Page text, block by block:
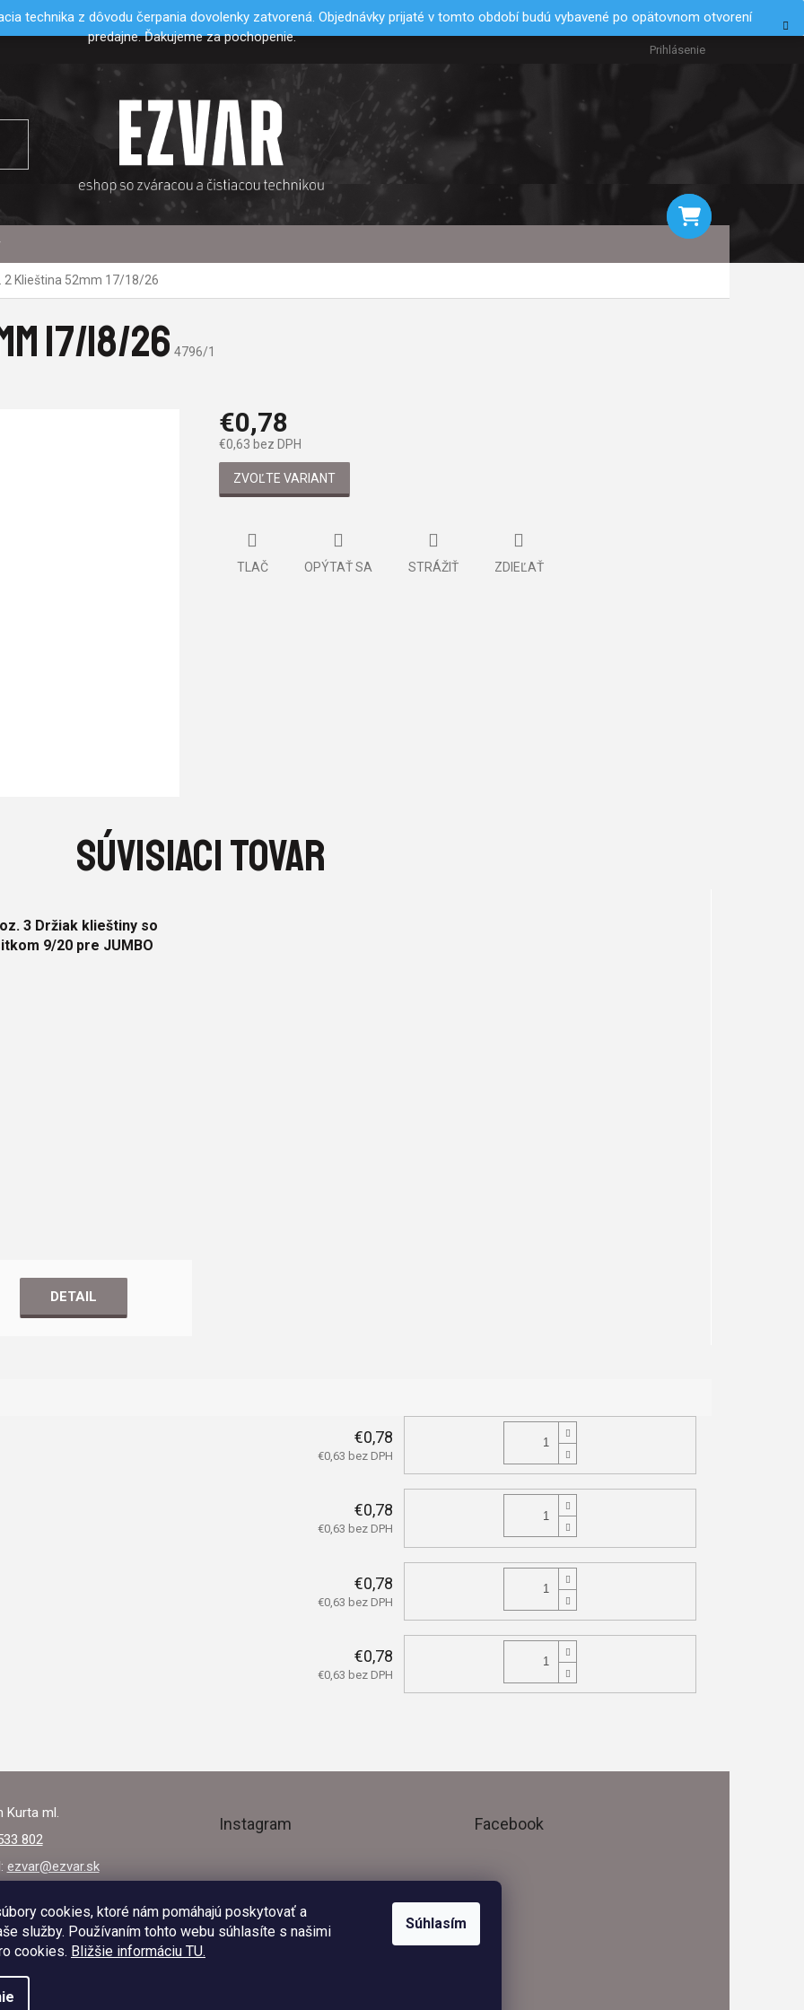
cookies, ktoré nám pomáhajú poskytovať a
služby. Používaním tohto webu súhlasíte s našimi
cookies. Bližšie informáciu TU.
Súhlasím
technika z dôvodu čerpania dovolenky zatvorená. Objednávky prijaté v tomto období budú vybavené po opätovnom otvorení
predajne. Ďakujeme za pochopenie.
Prihlásenie
KOŠÍK
2 Klieština 52mm 17/18/26
17/18/26 4796/1
€0,78
€0,63 bez DPH
cena:
ZVOĽTE VARIANT
TLAČ OPÝTAŤ SA STRÁŽIŤ ZDIEĽAŤ
SÚVISIACI TOVAR
3 Držiak klieštiny so
9/20 pre JUMBO
DETAIL
€0,78
€0,63 bez DPH
€0,78
€0,63 bez DPH
€0,78
€0,63 bez DPH
€0,78
€0,63 bez DPH
Kurta ml.
802
ezvar@ezvar.sk
Instagram
Sledovať na Instagrame
Facebook